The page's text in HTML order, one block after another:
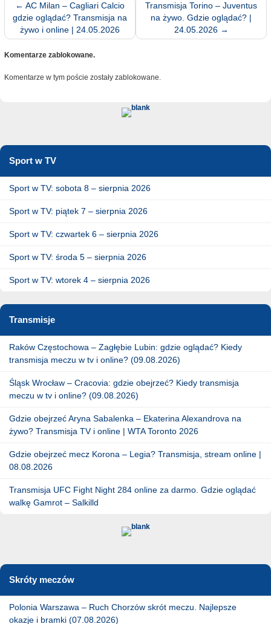
← AC Milan – Cagliari Calcio
gdzie oglądać? Transmisja na
żywo i online | 24.05.2026
Transmisja Torino – Juventus
na żywo. Gdzie oglądać? |
24.05.2026 →
Komentarze zablokowane.
Komentarze w tym poście zostały zablokowane.
Sport w TV
Sport w TV: sobota 8 – sierpnia 2026
Sport w TV: piątek 7 – sierpnia 2026
Sport w TV: czwartek 6 – sierpnia 2026
Sport w TV: środa 5 – sierpnia 2026
Sport w TV: wtorek 4 – sierpnia 2026
Transmisje
Raków Częstochowa – Zagłębie Lubin: gdzie oglądać? Kiedy
transmisja meczu w tv i online? (09.08.2026)
Śląsk Wrocław – Cracovia: gdzie obejrzeć? Kiedy transmisja
meczu w tv i online? (09.08.2026)
Gdzie obejrzeć Aryna Sabalenka – Ekaterina Alexandrova na
żywo? Transmisja TV i online | WTA Toronto 2026
Gdzie obejrzeć mecz Korona – Legia? Transmisja, stream online |
08.08.2026
Transmisja UFC Fight Night 284 online za darmo. Gdzie oglądać
walkę Gamrot – Salkilld
Skróty meczów
Polonia Warszawa – Ruch Chorzów skrót meczu. Najlepsze
okazje i bramki (07.08.2026)